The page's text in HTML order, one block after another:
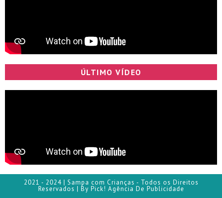
ÚLTIMO VÍDEO
2021 - 2024 | Sampa com Crianças - Todos os Direitos
Reservados | By Pick! Agência De Publicidade